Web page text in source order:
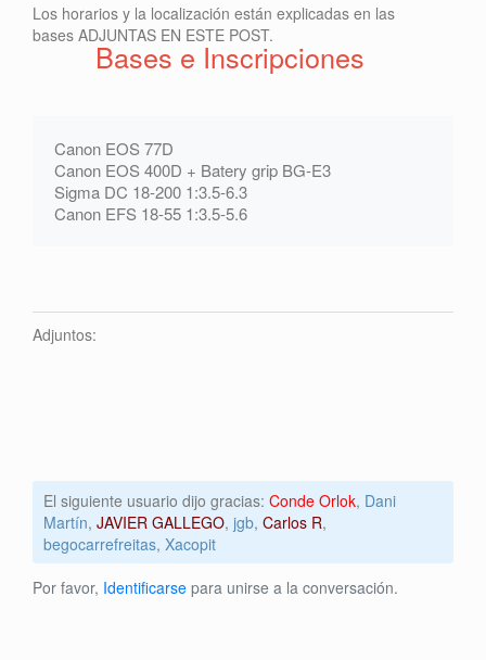
Los horarios y la localización están explicadas en las
bases ADJUNTAS EN ESTE POST.
Bases e Inscripciones
Canon EOS 77D
Canon EOS 400D + Batery grip BG-E3
Sigma DC 18-200 1:3.5-6.3
Canon EFS 18-55 1:3.5-5.6
Adjuntos:
El siguiente usuario dijo gracias: Conde Orlok, Dani
Martín, JAVIER GALLEGO, jgb, Carlos R,
begocarrefreitas, Xacopit
Por favor, Identificarse para unirse a la conversación.